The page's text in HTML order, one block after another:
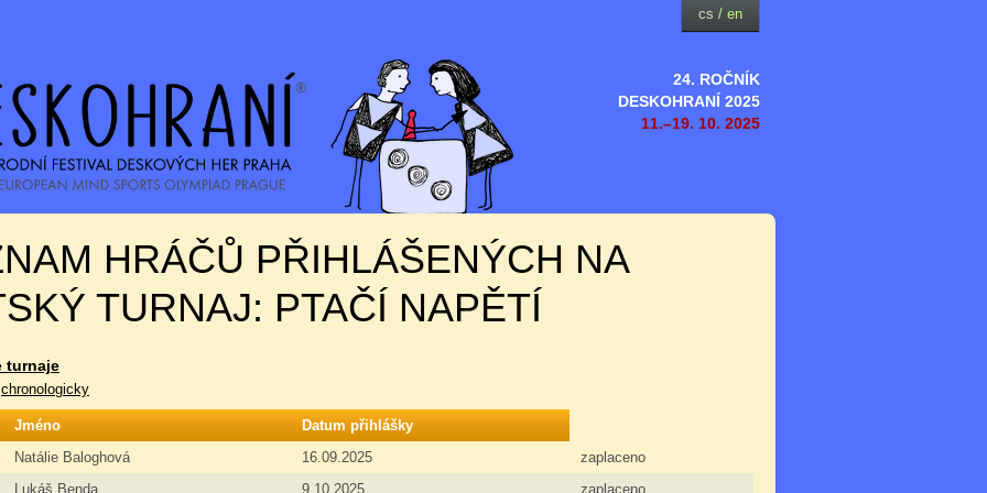
24. ROČNÍK
DESKOHRANÍ 2025
11.–19. 10. 2025
cs / en
HRÁČŮ PŘIHLÁŠENÝCH NA
TURNAJ: PTAČÍ NAPĚTÍ
turnaje
chronologicky
Jméno
Datum přihlášky
Natálie Baloghová
16.09.2025
zaplaceno
Lukáš Benda
9.10.2025
zaplaceno